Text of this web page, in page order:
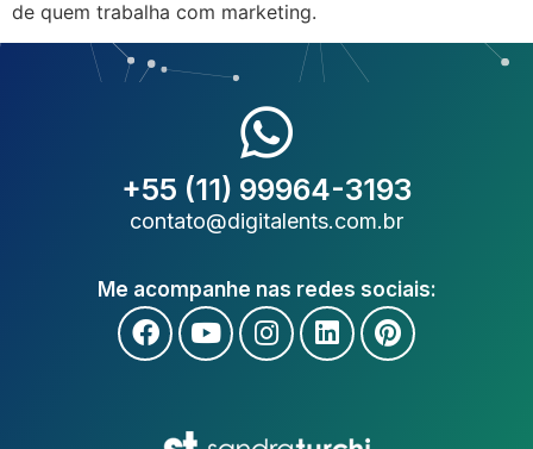
de quem trabalha com marketing.
+55 (11) 99964-3193
contato@digitalents.com.br
Me acompanhe nas redes sociais: